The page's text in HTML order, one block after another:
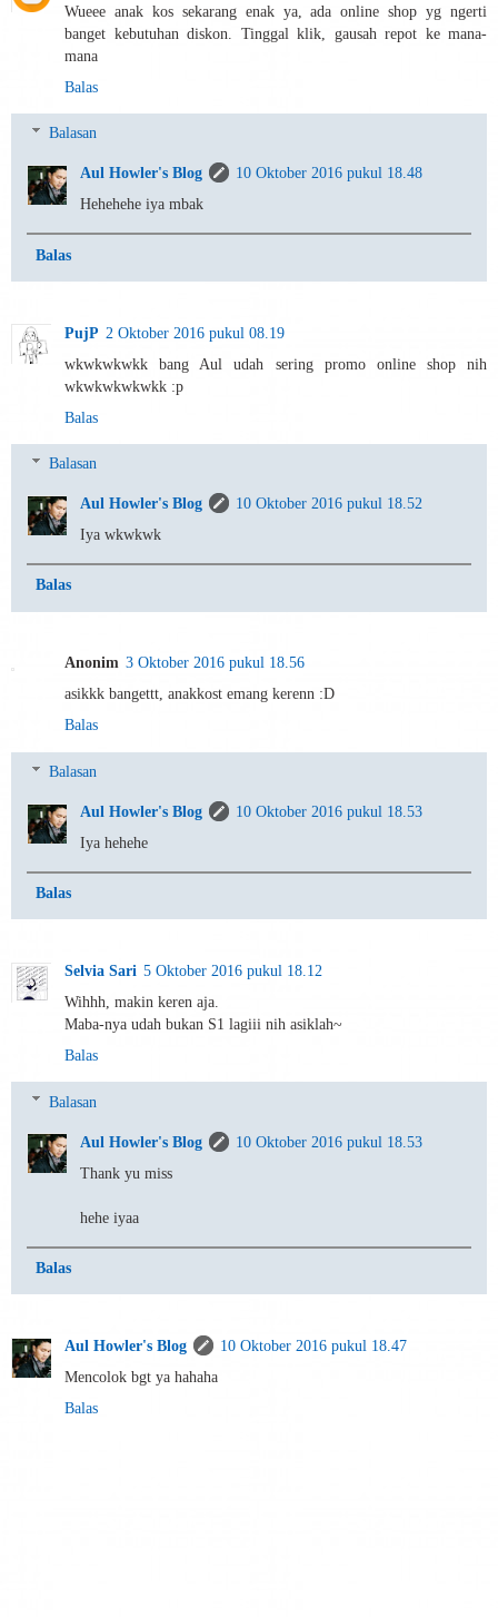
Wueee anak kos sekarang enak ya, ada online shop yg ngerti
banget kebutuhan diskon. Tinggal klik, gausah repot ke mana-
mana
Balas
Balasan
Aul Howler's Blog
10 Oktober 2016 pukul 18.48
Hehehehe iya mbak
Balas
PujP 2 Oktober 2016 pukul 08.19
wkwkwkwkk bang Aul udah sering promo online shop nih
wkwkwkwkwkk :p
Balas
Balasan
Aul Howler's Blog
10 Oktober 2016 pukul 18.52
Iya wkwkwk
Balas
Anonim 3 Oktober 2016 pukul 18.56
asikkk bangettt, anakkost emang kerenn :D
Balas
Balasan
Aul Howler's Blog
10 Oktober 2016 pukul 18.53
Iya hehehe
Balas
Selvia Sari 5 Oktober 2016 pukul 18.12
Wihhh, makin keren aja.
Maba-nya udah bukan S1 lagiii nih asiklah~
Balas
Balasan
Aul Howler's Blog
10 Oktober 2016 pukul 18.53
Thank yu miss
hehe iyaa
Balas
Aul Howler's Blog
10 Oktober 2016 pukul 18.47
Mencolok bgt ya hahaha
Balas